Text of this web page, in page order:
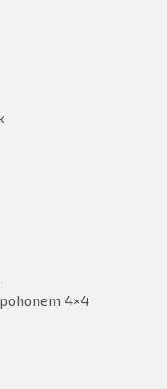
4×4